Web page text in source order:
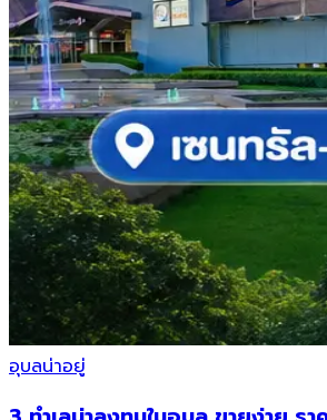
อุบลน่าอยู่